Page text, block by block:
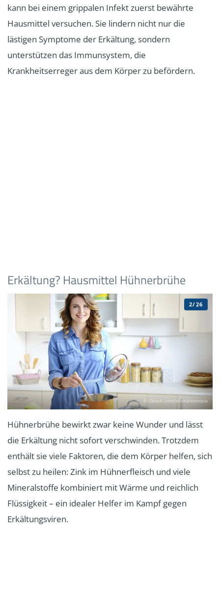
kann bei einem grippalen Infekt zuerst bewährte
Hausmittel versuchen. Sie lindern nicht nur die
lästigen Symptome der Erkältung, sondern
unterstützen das Immunsystem, die
Krankheitserreger aus dem Körper zu befördern.
Erkältung? Hausmittel Hühnerbrühe
© iStock.com/elenaleonova
2/26
Hühnerbrühe bewirkt zwar keine Wunder und lässt
die Erkältung nicht sofort verschwinden. Trotzdem
enthält sie viele Faktoren, die dem Körper helfen, sich
selbst zu heilen: Zink im Hühnerfleisch und viele
Mineralstoffe kombiniert mit Wärme und reichlich
Flüssigkeit – ein idealer Helfer im Kampf gegen
Erkältungsviren.